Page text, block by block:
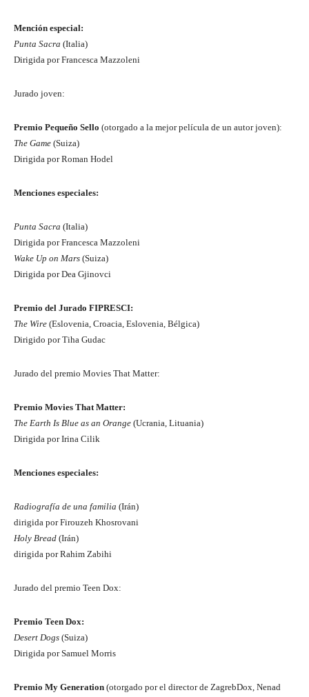
Mención especial:
Punta Sacra (Italia)
Dirigida por Francesca Mazzoleni
Jurado joven:
Premio Pequeño Sello (otorgado a la mejor película de un autor joven):
The Game (Suiza)
Dirigida por Roman Hodel
Menciones especiales:
Punta Sacra (Italia)
Dirigida por Francesca Mazzoleni
Wake Up on Mars (Suiza)
Dirigida por Dea Gjinovci
Premio del Jurado FIPRESCI:
The Wire (Eslovenia, Croacia, Eslovenia, Bélgica)
Dirigido por Tiha Gudac
Jurado del premio Movies That Matter:
Premio Movies That Matter:
The Earth Is Blue as an Orange (Ucrania, Lituania)
Dirigida por Irina Cilik
Menciones especiales:
Radiografía de una familia (Irán)
dirigida por Firouzeh Khosrovani
Holy Bread (Irán)
dirigida por Rahim Zabihi
Jurado del premio Teen Dox:
Premio Teen Dox:
Desert Dogs (Suiza)
Dirigida por Samuel Morris
Premio My Generation (otorgado por el director de ZagrebDox, Nenad